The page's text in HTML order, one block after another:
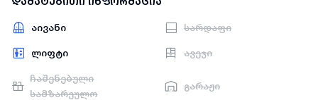
აივანი სარდაფი
ლიფტი ავეჯი
ჩაშენებული
სამზარეულო
გარაჟი